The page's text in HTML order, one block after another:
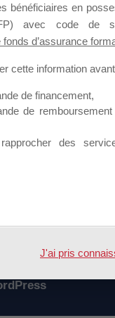
souhaitent répondre
il est possible de
ce groupe
bénéficiaires en
avec code de
fonds d’assurance
cette information
de financement,
de
des
J'ai pris